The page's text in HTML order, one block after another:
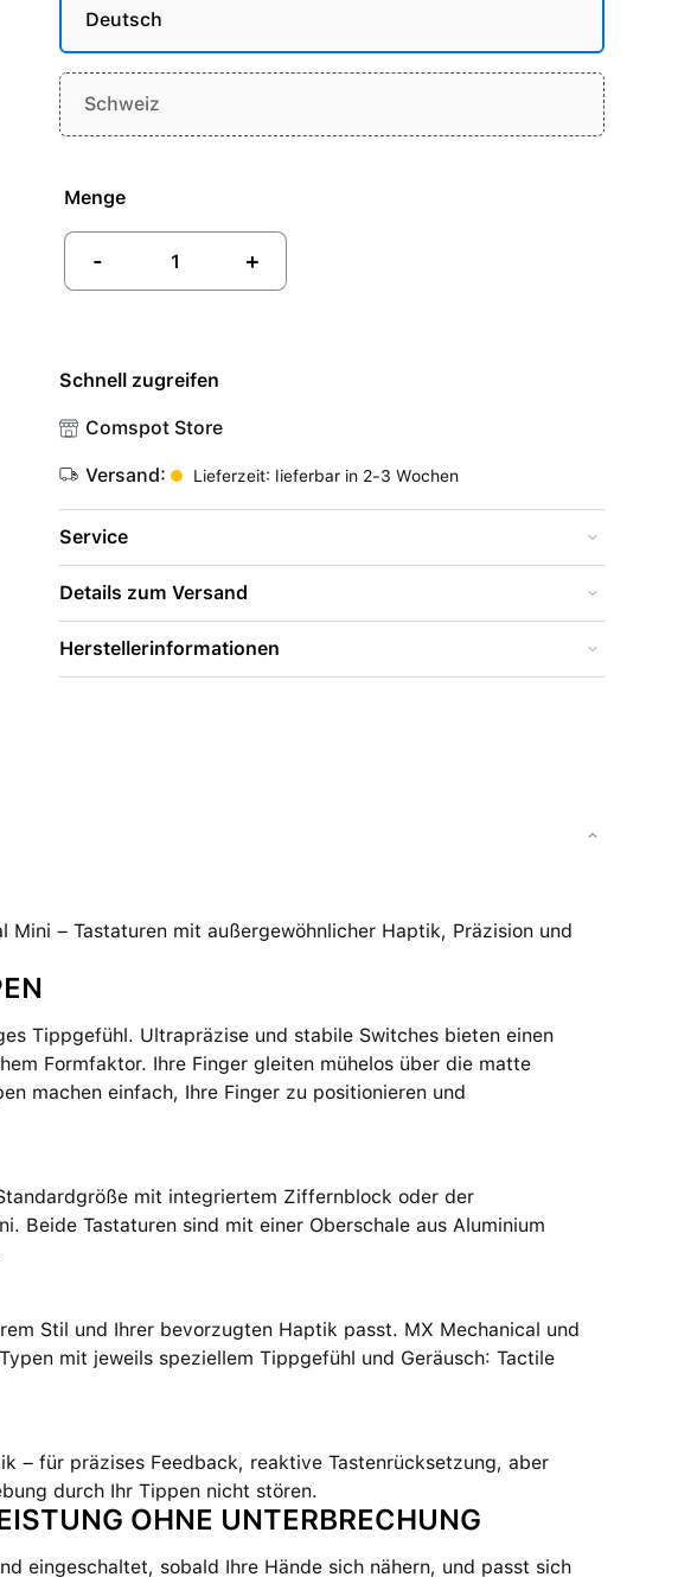
Deutsch
Schweiz
Menge
- +
Schnell zugreifen
Comspot Store
Versand: Lieferzeit: lieferbar in 2-3 Wochen
Service
Details zum Versand
Herstellerinformationen
– Tastaturen mit außergewöhnlicher Haptik, Präzision und
Tippgefühl. Ultrapräzise und stabile Switches bieten einen
Formfaktor. Ihre Finger gleiten mühelos über die matte
machen einfach, Ihre Finger zu positionieren und
mit integriertem Ziffernblock oder der
Beide Tastaturen sind mit einer Oberschale aus Aluminium
Stil und Ihrer bevorzugten Haptik passt. MX Mechanical und
mit jeweils speziellem Tippgefühl und Geräusch: Tactile
– für präzises Feedback, reaktive Tastenrücksetzung, aber
durch Ihr Tippen nicht stören.
OHNE UNTERBRECHUNG
eingeschaltet, sobald Ihre Hände sich nähern, und passt sich